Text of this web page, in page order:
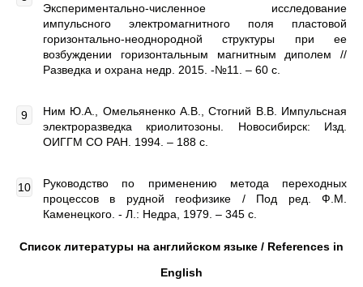
Экспериментально-численное исследование
импульсного электромагнитного поля пластовой
горизонтально-неоднородной структуры при ее
возбуждении горизонтальным магнитным диполем //
Разведка и охрана недр. 2015. -№11. – 60 с.
Ним Ю.А., Омельяненко А.В., Стогний В.В. Импульсная
электроразведка криолитозоны. Новосибирск: Изд.
ОИГГМ СО РАН. 1994. – 188 с.
Руководство по применению метода переходных
процессов в рудной геофизике / Под ред. Ф.М.
Каменецкого. - Л.: Недра, 1979. – 345 с.
Список литературы на английском языке / References in
English